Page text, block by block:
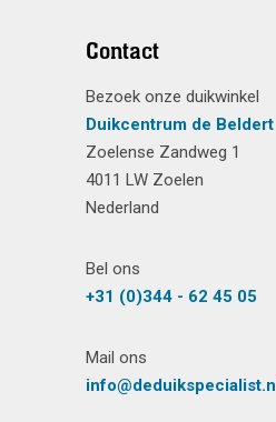
Contact
Bezoek onze duikwinkel
Duikcentrum de Beldert
Zoelense Zandweg 1
4011 LW Zoelen
Nederland
Bel ons
+31 (0)344 - 62 45 05
Mail ons
info@deduikspecialist.nl